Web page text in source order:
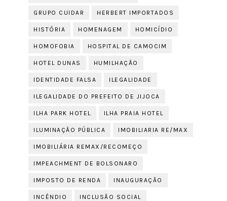
GRUPO CUIDAR HERBERT IMPORTADOS
HISTÓRIA HOMENAGEM HOMICÍDIO
HOMOFOBIA HOSPITAL DE CAMOCIM
HOTEL DUNAS HUMILHAÇÃO
IDENTIDADE FALSA ILEGALIDADE
ILEGALIDADE DO PREFEITO DE JIJOCA
ILHA PARK HOTEL ILHA PRAIA HOTEL
ILUMINAÇÃO PÚBLICA IMOBILIARIA RE/MAX
IMOBILIÁRIA REMAX/RECOMEÇO
IMPEACHMENT DE BOLSONARO
IMPOSTO DE RENDA INAUGURAÇÃO
INCÊNDIO INCLUSÃO SOCIAL